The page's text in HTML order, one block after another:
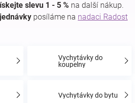
slevu 1 - 5 % na další nákup.
posíláme na nadaci Radost
Vychytávky do
koupelny
Vychytávky do bytu